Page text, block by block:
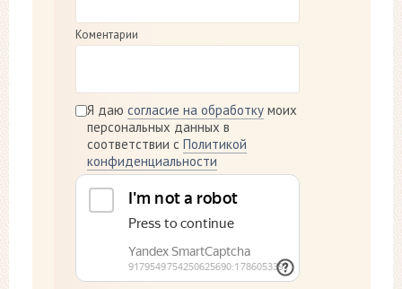
Коментарии
Я даю согласие на обработкумоих
персональных данных в
соответствии с Политикой
конфиденциальности